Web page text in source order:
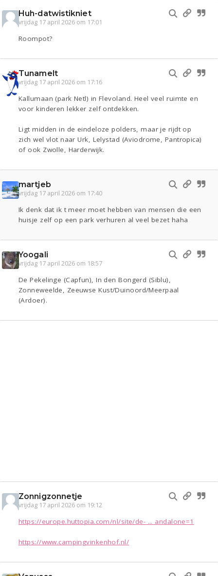
Huh-datwistikniet
vrijdag 17 april 2026 om 17:01
Roompot?
Tunamelt
vrijdag 17 april 2026 om 17:16
Kallumaan (park Netl) in Flevoland. Heel veel ruimte en
voor kinderen lekker zelf ontdekken.
Ligt midden in de eindeloze polders, maar je rijdt op
zich wel vlot naar Urk, Lelystad (Aviodrome, Pantropica)
of ook Zwolle, Harderwijk.
martjeb
vrijdag 17 april 2026 om 17:40
Ik denk dat ik t meer moet hebben van mensen die een
huisje zelf op een park verhuren al veel bezet haha
Yoogali
vrijdag 17 april 2026 om 18:57
De Pekelinge (Capfun), In den Bongerd (Siblu),
Zonneweelde, Zeeuwse Kust/Duinoord/Meerpaal
(Ardoer).
Zonnigzonnetje
vrijdag 17 april 2026 om 19:12
https://europe.huttopia.com/nl/site/de- ... andalone=1
https://www.campingvinkenhof.nl/